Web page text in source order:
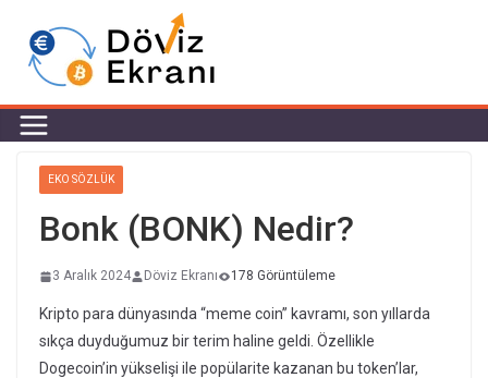
EKO SÖZLÜK
Bonk (BONK) Nedir?
3 Aralık 2024 Döviz Ekranı 178 Görüntüleme
Kripto para dünyasında “meme coin” kavramı, son yıllarda
sıkça duyduğumuz bir terim haline geldi. Özellikle
Dogecoin’in yükselişi ile popülarite kazanan bu token’lar,